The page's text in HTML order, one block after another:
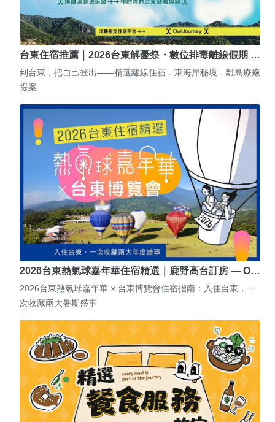
台東住宿推薦｜2026台東解憂祭・數位排毒離線假期 …
到台東，把自己登出——精選離線住宿．東海岸秘境．離島療癒
提案
2026台東熱氣球嘉年華住宿精選｜鹿野高台訂房 — O…
2026台東熱氣球嘉年華 × 台東博覽會住宿指南：入住台東，一
次收藏兩大暑期盛事